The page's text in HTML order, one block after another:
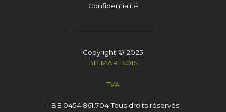
Confidentialité
Copyright © 2025
BIEMAR BOIS
TVA
: BE 0454.861.704Tous droits réservés